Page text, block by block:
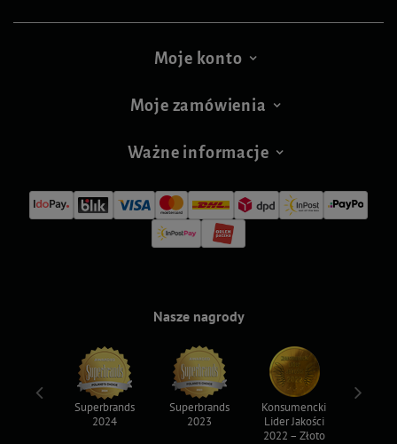
Moje konto
Moje zamówienia
Ważne informacje
Nasze nagrody
Superbrands
2024
Superbrands
2023
Konsumencki
Lider Jakości
2022 – Złoto